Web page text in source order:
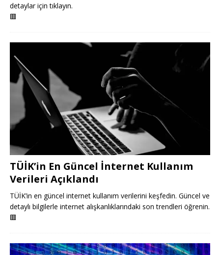
detaylar için tıklayın.
🟥
TÜİK’in En Güncel İnternet Kullanım
Verileri Açıklandı
TÜİK’in en güncel internet kullanım verilerini keşfedin. Güncel ve
detaylı bilgilerle internet alışkanlıklarındaki son trendleri öğrenin.
🟥